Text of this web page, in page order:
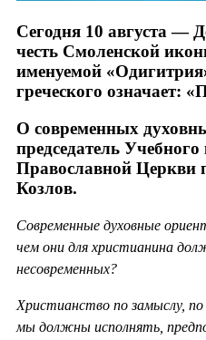
Сегодня 10 августа —
честь Смоленской
именуемой
греческого означает:
О современных
председатель
Православной Церкви
Козлов.
Современные духовные
чем они для христианина
несовременных?
Христианство по замыслу,
мы должны исполнять,